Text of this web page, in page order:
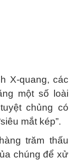
X-quang, các
một số loài
chủng có
mắt kép”.
trăm thấu
chúng để xử